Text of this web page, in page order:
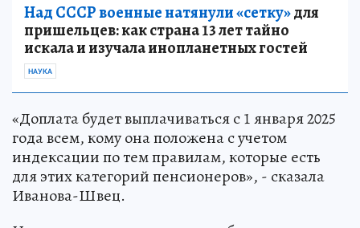
Над СССР военные натянули «сетку»для
пришельцев: как страна 13 лет тайно
искала и изучала инопланетных гостей
НАУКА
«Доплата будет выплачиваться с 1 января 2025
года всем, кому она положена с учетом
индексации по тем правилам, которые есть
для этих категорий пенсионеров», - сказала
Иванова-Швец.